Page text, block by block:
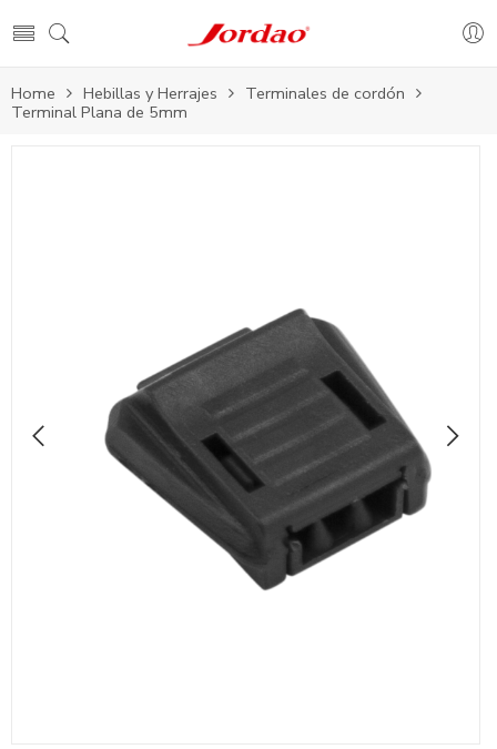
Home Hebillas y Herrajes
Terminales de cordón
Terminal Plana de 5mm